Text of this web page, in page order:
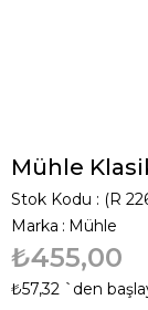
Mühle
Stok Kodu
(R
Marka : Mühle
₺455,00
₺57,32 `den